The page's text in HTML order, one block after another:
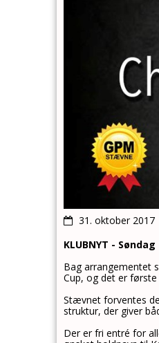
31. oktober 2017
KLUBNYT -
Bag arrangementet
Cup, og det er
Stævnet forventes
struktur, der giver
Der er fri entré for